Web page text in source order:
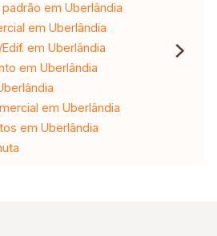
em Uberlândia
em Uberlândia
em Uberlândia
em Uberlândia
em Uberlândia
em Uberlândia